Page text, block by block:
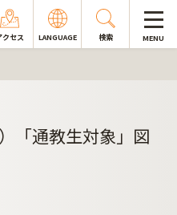
クセス LANGUAGE 検索 MENU
「通教生対象」図